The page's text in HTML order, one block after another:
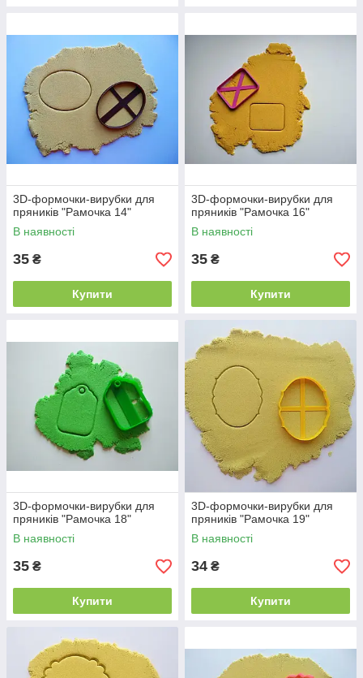
3D-формочки-вирубки для
пряників "Рамочка 14"
В наявності
35 ₴
Купити
3D-формочки-вирубки для
пряників "Рамочка 16"
В наявності
35 ₴
Купити
3D-формочки-вирубки для
пряників "Рамочка 18"
В наявності
35 ₴
Купити
3D-формочки-вирубки для
пряників "Рамочка 19"
В наявності
34 ₴
Купити